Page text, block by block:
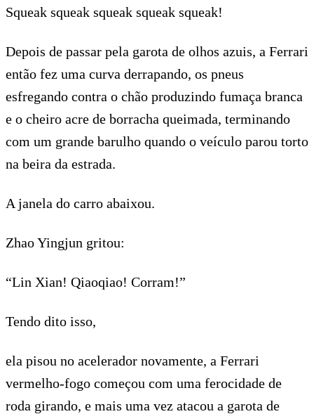
Squeak squeak squeak squeak squeak!
Depois de passar pela garota de olhos azuis, a Ferrari
então fez uma curva derrapando, os pneus
esfregando contra o chão produzindo fumaça branca
e o cheiro acre de borracha queimada, terminando
com um grande barulho quando o veículo parou torto
na beira da estrada.
A janela do carro abaixou.
Zhao Yingjun gritou:
“Lin Xian! Qiaoqiao! Corram!”
Tendo dito isso,
ela pisou no acelerador novamente, a Ferrari
vermelho-fogo começou com uma ferocidade de
roda girando, e mais uma vez atacou a garota de